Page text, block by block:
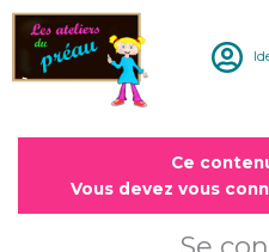
Aller
contenu
Ce
Vous devez vous